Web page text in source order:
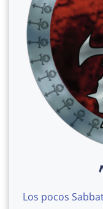
Los pocos